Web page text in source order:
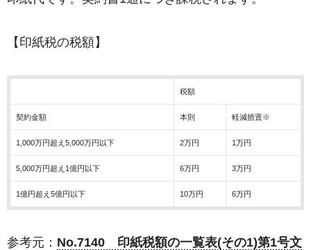
【印紙税の税額】
税額
契約金額 本則 軽減措置※
1,000万円超え5,000万円以下 2万円 1万円
5,000万円超え1億円以下 6万円 3万円
1億円超え5億円以下 10万円 6万円
参考元： No.7140 印紙税額の一覧表(その1)第1号文